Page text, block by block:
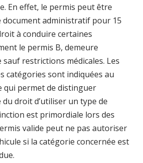
En effet, le permis peut être
document administratif pour 15
à conduire certaines
le permis B, demeure
restrictions médicales. Les
catégories sont indiquées au
qui permet de distinguer
droit d’utiliser un type de
est primordiale lors des
valide peut ne pas autoriser
si la catégorie concernée est